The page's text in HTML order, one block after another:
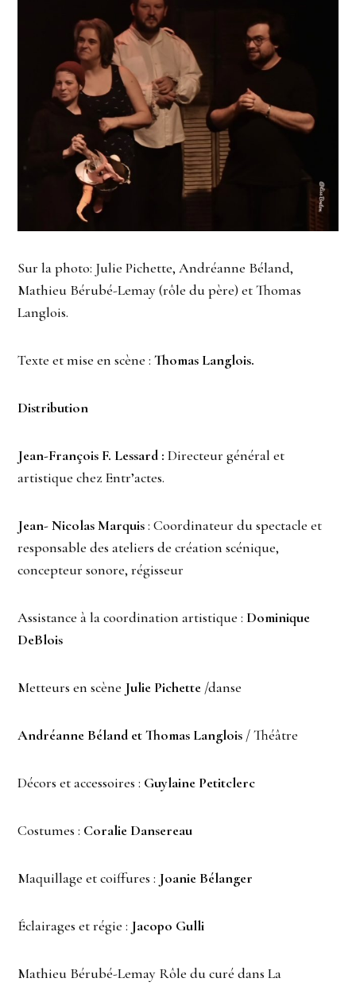
Sur la photo: Julie Pichette, Andréanne Béland,
Mathieu Bérubé-Lemay (rôle du père) et Thomas
Langlois.
Texte et mise en scène :Thomas Langlois.
Distribution
Jean-François F. Lessard :Directeur général et
artistique chez Entr’actes.
Jean- Nicolas Marquis: Coordinateur du spectacle et
responsable des ateliers de création scénique,
concepteur sonore, régisseur
Assistance à la coordination artistique : Dominique
DeBlois
Metteurs en scène Julie Pichette /danse
Andréanne Béland et Thomas Langlois / Théâtre
Décors et accessoires : Guylaine Petitclerc
Costumes : Coralie Dansereau
Maquillage et coiffures : Joanie Bélanger
Éclairages et régie : Jacopo Gulli
Mathieu Bérubé-Lemay Rôle du curé dans La